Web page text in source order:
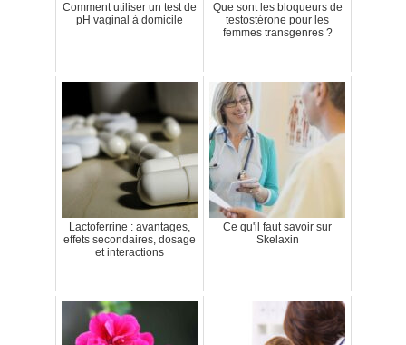
Comment utiliser un test de
pH vaginal à domicile
Que sont les bloqueurs de
testostérone pour les
femmes transgenres ?
Lactoferrine : avantages,
effets secondaires, dosage
et interactions
Ce qu'il faut savoir sur
Skelaxin